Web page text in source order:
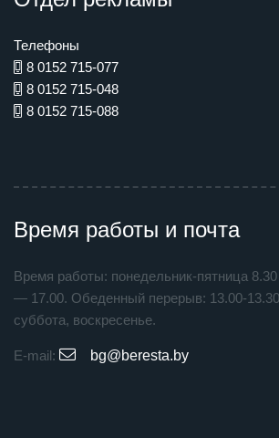
Телефоны
8 0152 715-077
8 0152 715-048
8 0152 715-088
Время работы и почта
Время работы: понедельник-пятница
— 17.00. Обеденный перерыв: 13.00-
суббота, воскресенье.
E-mail: bg@beresta.by